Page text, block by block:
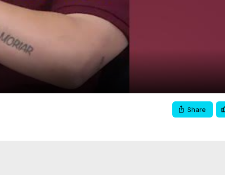
Share